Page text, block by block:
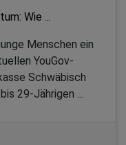
Wie ...
Menschen ein
YouGov-
Schwäbisch
29-Jährigen ...